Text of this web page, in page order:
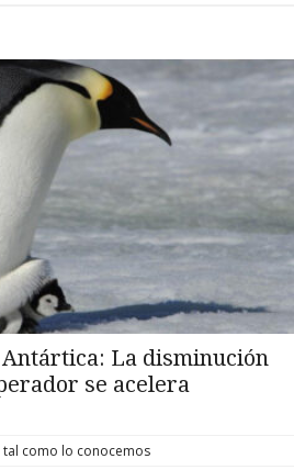
La disminución
se acelera
como lo conocemos